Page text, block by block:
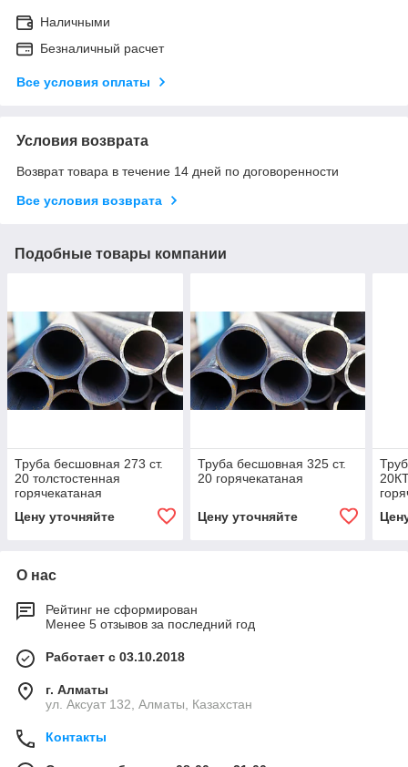
Наличными
Безналичный расчет
Все условия оплаты
Условия возврата
Возврат товара в течение 14 дней по договоренности
Все условия возврата
Подобные товары компании
Труба бесшовная 273 ст.
20 толстостенная
горячекатаная
Цену уточняйте
Труба бесшовная 325 ст.
20 горячекатаная
Цену уточняйте
О нас
Рейтинг не сформирован
Менее 5 отзывов за последний год
Работает с 03.10.2018
г. Алматы
ул. Аксуат 132, Алматы, Казахстан
Контакты